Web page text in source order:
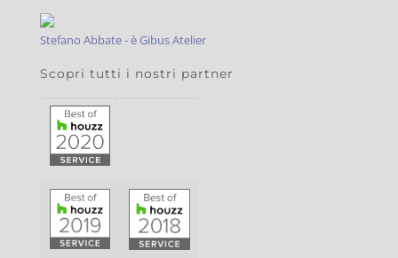
Stefano Abbate - è Gibus Atelier
Scopri tutti i nostri partner